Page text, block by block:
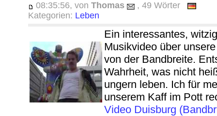
08:35:56, von Thomas
, 49 Wörter
Kategorien: Leben
Ein interessantes,
Musikvideo über
von der Bandbreite.
Wahrheit, was nicht
ungern leben. Ich für
unserem Kaff im Pott
Video Duisburg